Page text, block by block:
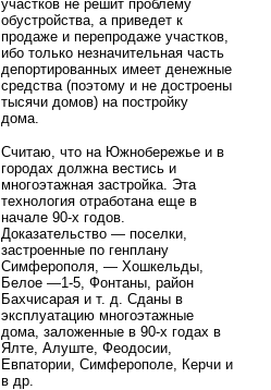
участков не решит проблему
обустройства, а приведет к
продаже и перепродаже участков,
ибо только незначительная часть
депортированных имеет денежные
средства (поэтому и не достроены
тысячи домов) на постройку
дома.
Считаю, что на Южнобережье и в
городах должна вестись и
многоэтажная застройка. Эта
технология отработана еще в
начале 90-х годов.
Доказательство — поселки,
застроенные по генплану
Симферополя, — Хошкельды,
Белое —1-5, Фонтаны, район
Бахчисарая и т. д. Сданы в
эксплуатацию многоэтажные
дома, заложенные в 90-х годах в
Ялте, Алуште, Феодосии,
Евпатории, Симферополе, Керчи и
в др.